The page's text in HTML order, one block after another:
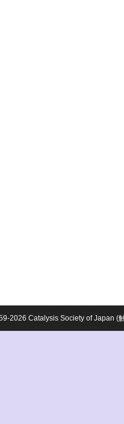
2026 Catalysis Society of Japan (